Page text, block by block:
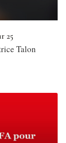
25
Talon